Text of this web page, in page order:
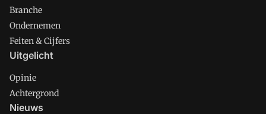
Branche
Ondernemen
Feiten & Cijfers
Uitgelicht
Opinie
Achtergrond
Nieuws